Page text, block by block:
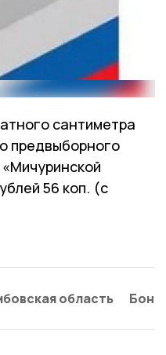
сантиметра
предвыборного
56 коп. (с
область